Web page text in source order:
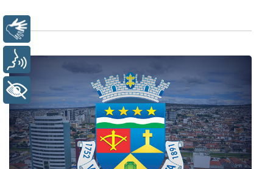
Libras
Voz
+ Acessibilidade